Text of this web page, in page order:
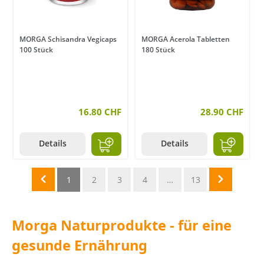
MORGA Schisandra Vegicaps
100 Stück
16.80 CHF
Details
MORGA Acerola Tabletten
180 Stück
28.90 CHF
Details
1 2 3 4 … 13
Morga Naturprodukte - für eine
gesunde Ernährung